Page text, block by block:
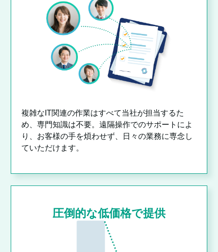
複雑なIT関連の作業はすべて当社が担当するた
め、専門知識は不要。遠隔操作でのサポートによ
り、お客様の手を煩わせず、日々の業務に専念し
ていただけます。
圧倒的な低価格で提供